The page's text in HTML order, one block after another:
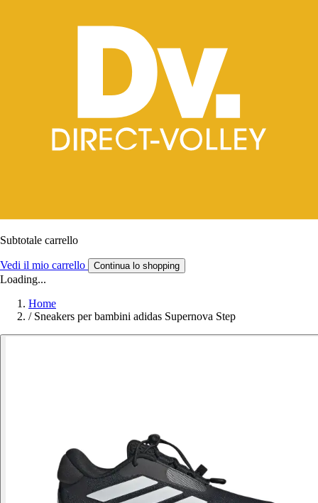
Subtotale carrello
Vedi il mio carrello Continua lo shopping
Loading...
Home
/ Sneakers per bambini adidas Supernova Step